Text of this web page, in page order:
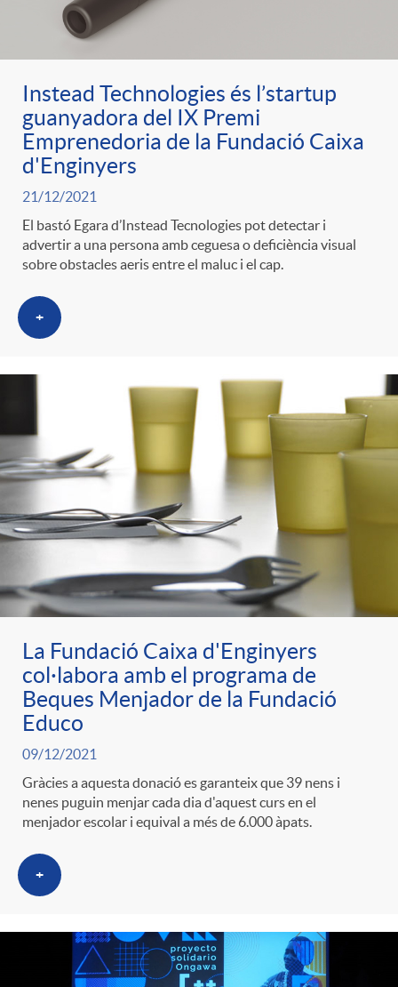
r
a
S
a
l
a
e
p
e
n
s
a
p
e
r
c
a
t
e
g
o
r
e
s
e
n
i
d
o
A
n
c
l
a
F
l
t
r
o
c
a
d
o
r
d
e
c
o
n
t
i
n
g
u
Instead Technologies és l’startup
guanyadora del IX Premi
Emprenedoria de la Fundació Caixa
d'Enginyers
21/12/2021
El bastó Egara d’Instead Tecnologies pot detectar i
advertir a una persona amb ceguesa o deficiència visual
sobre obstacles aeris entre el maluc i el cap.
+
La Fundació Caixa d'Enginyers
col·labora amb el programa de
Beques Menjador de la Fundació
Educo
09/12/2021
Gràcies a aquesta donació es garanteix que 39 nens i
nenes puguin menjar cada dia d'aquest curs en el
menjador escolar i equival a més de 6.000 àpats.
+